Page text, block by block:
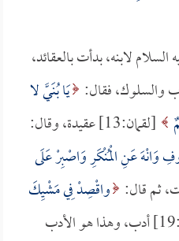
السلام لابنه، بدأت بالعقائد،
والسلوك، فقال: يَا بُنَيَّ لا
[لقمان:13] عقيدة، وقال:
وَانْهَ عَنِ الْمُنْكَرِ وَاصْبِرْ عَلَى
واقْصِدْ فِي مَشْيِكَ
[لقمان:19] أدب، وهذا هو الأدب